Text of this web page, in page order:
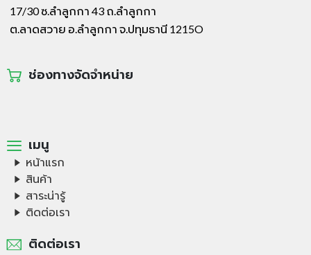
17/30 ซ.ลำลูกกา 43 ถ.ลำลูกกา
ต.ลาดสวาย อ.ลำลูกกา จ.ปทุมธานี 1215O
ช่องทางจัดจำหน่าย
เมนู
หน้าแรก
สินค้า
สาระน่ารู้
ติดต่อเรา
ติดต่อเรา